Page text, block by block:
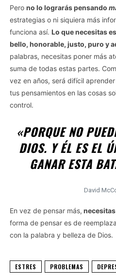
Pero no lo lograrás pensando
estrategias o ni siquiera más
funciona así. Lo que necesitas
bello, honorable, justo, puro y
palabras, necesitas poner más
suma de todas estas partes.
vez en años, será difícil
tus pensamientos en las cosas
control.
«PORQUE NO
DIOS. Y ÉL ES EL
GANAR ESTA
David
En vez de pensar más,
forma de pensar es de
con la palabra y belleza de Dios.
ESTRES PROBLEMAS